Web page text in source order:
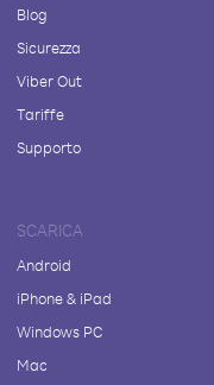
Blog
Sicurezza
Viber Out
Tariffe
Supporto
SCARICA
Android
iPhone & iPad
Windows PC
Mac